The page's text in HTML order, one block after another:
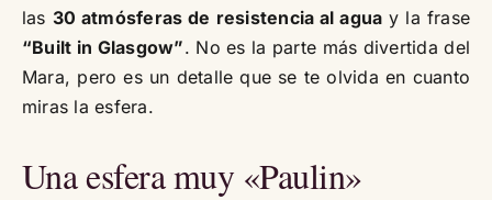
las 30 atmósferas de resistencia al agua y la frase
“Built in Glasgow”. No es la parte más divertida del
Mara, pero es un detalle que se te olvida en cuanto
miras la esfera.
Una esfera muy «Paulin»